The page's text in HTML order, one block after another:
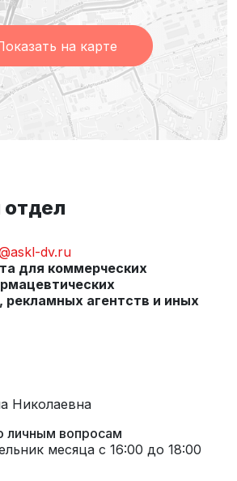
на карте
dv.ru
для коммерческих
рекламных агентств и иных
Николаевна
личным вопросам
месяца с 16:00 до 18:00